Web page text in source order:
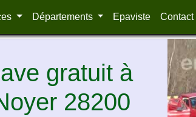
Départements Epaviste Contact
gratuit à
28200